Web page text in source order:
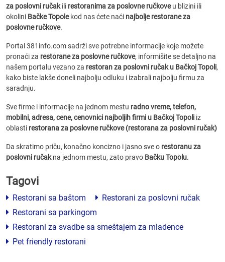
za poslovni ručakili restoranima za poslovne ručkoveu blizini ili
okolini Bačke Topolekod nas ćete naći najbolje restorane za
poslovne ručkove.
Portal 381info.com sadrži sve potrebne informacije koje možete
pronaći za restorane za poslovne ručkove, informišite se detaljno na
našem portalu vezano za restoran za poslovni ručak u Bačkoj Topoli,
kako biste lakše doneli najbolju odluku i izabrali najbolju firmu za
saradnju.
Sve firme i informacije na jednom mestu radno vreme, telefon,
mobilni, adresa, cene, cenovnici najboljih firmi u Bačkoj Topoli iz
oblasti restorana za poslovne ručkove (restorana za poslovni ručak)
Da skratimo priču, konačno koncizno i jasno sve o restoranu za
poslovni ručakna jednom mestu, zato pravo Bačku Topolu.
Tagovi
Restorani sa baštom
Restorani za poslovni ručak
Restorani sa parkingom
Restorani za svadbe sa smeštajem za mladence
Pet friendly restorani